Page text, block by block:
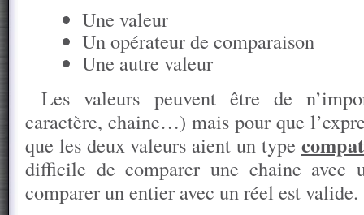
Une valeur
Un opérateur de comparaison
Une autre valeur
Les valeurs peuvent être de
caractère, chaine…) mais pour que
que les deux valeurs aient un type
difficile de comparer une chaine
comparer un entier avec un réel est valide.